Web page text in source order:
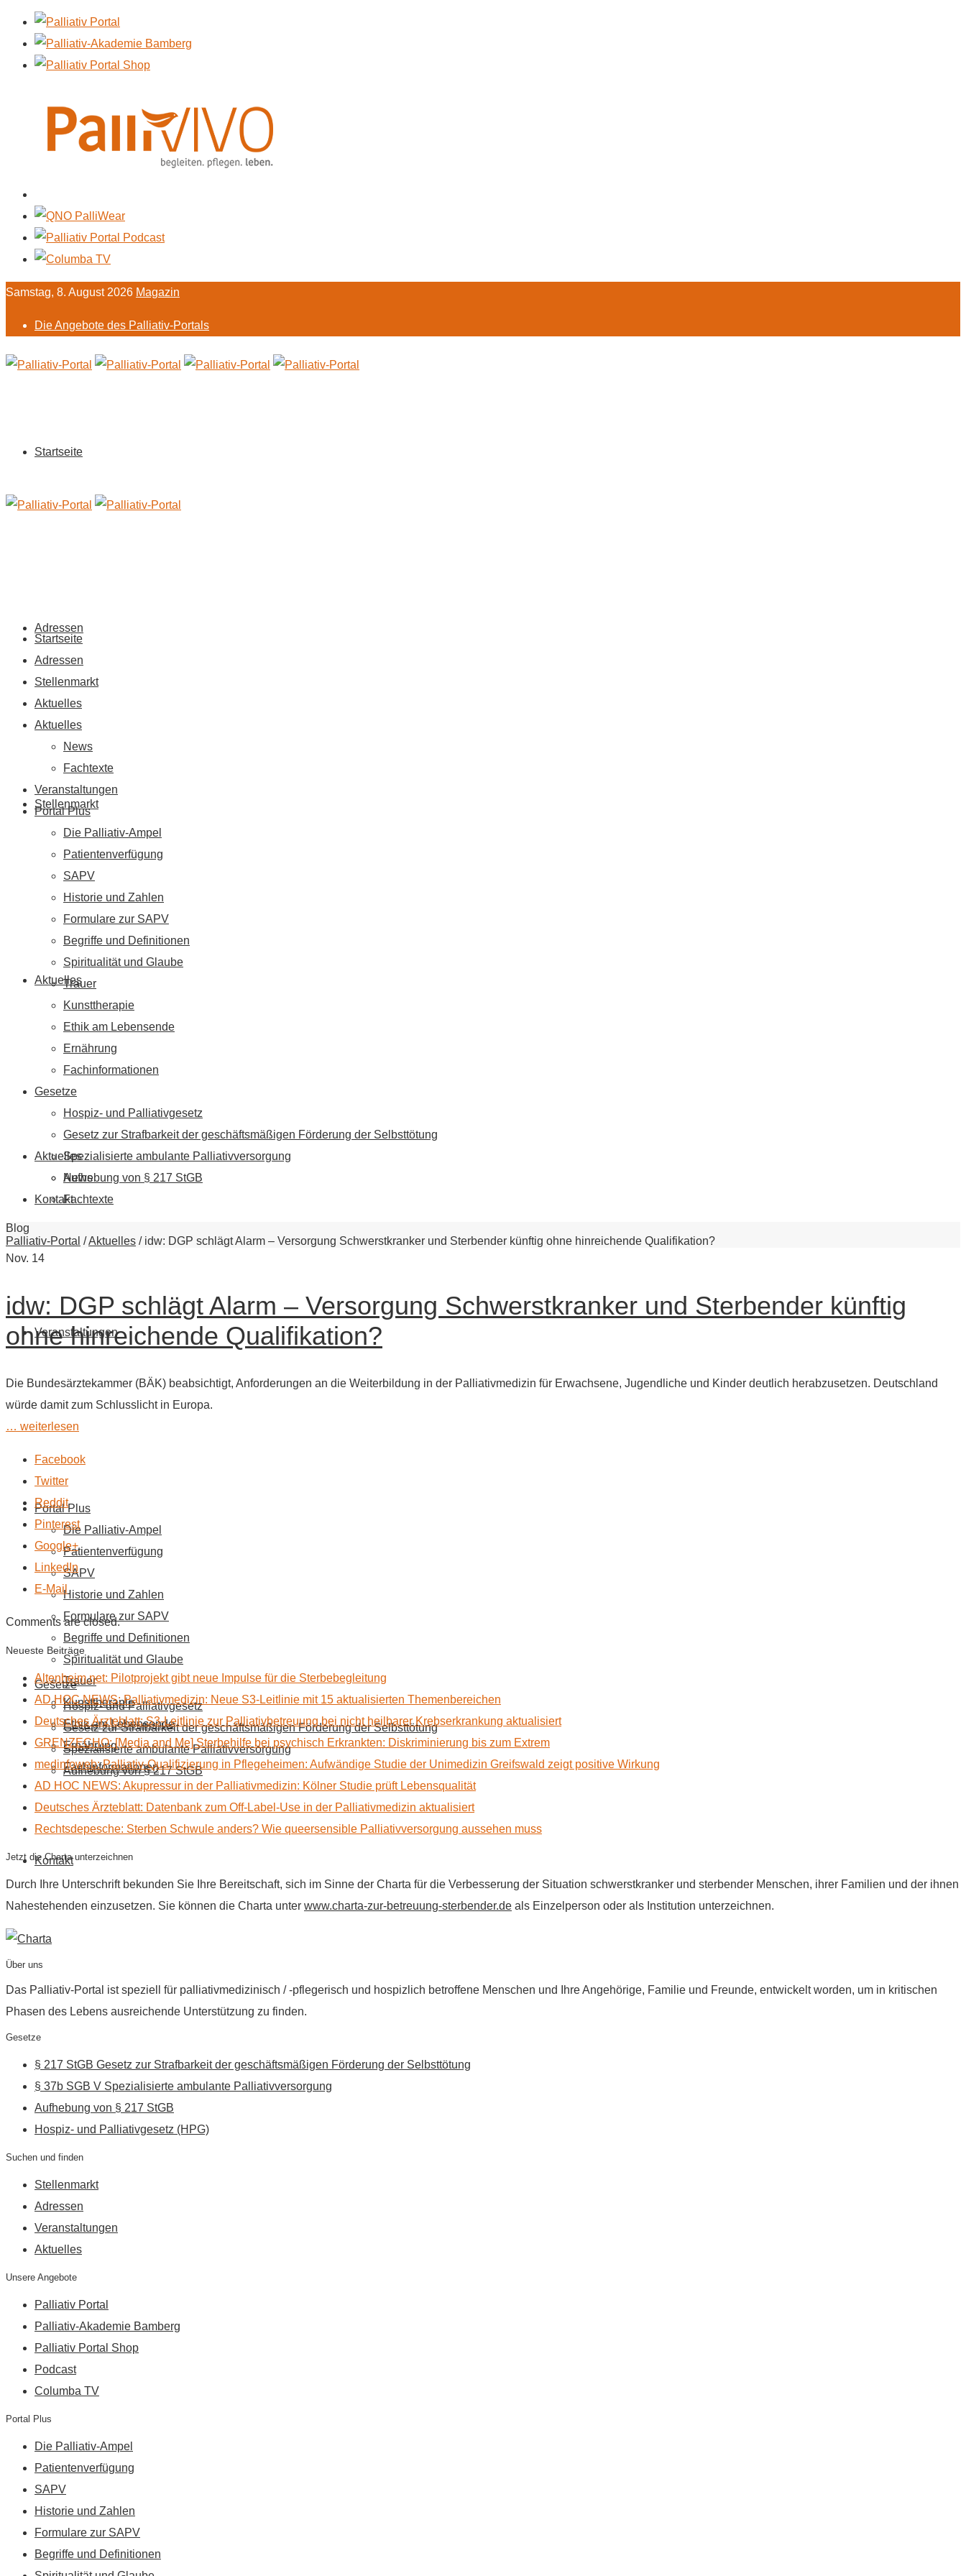
Samstag, 8. August 2026 Magazin
Die Angebote des Palliativ-Portals
Startseite
Adressen
Stellenmarkt
Aktuelles
Aktuelles
News
Fachtexte
Veranstaltungen
Portal Plus
Die Palliativ-Ampel
Patientenverfügung
SAPV
Historie und Zahlen
Formulare zur SAPV
Begriffe und Definitionen
Spiritualität und Glaube
Trauer
Kunsttherapie
Ethik am Lebensende
Ernährung
Fachinformationen
Gesetze
Hospiz- und Palliativgesetz
Gesetz zur Strafbarkeit der geschäftsmäßigen Förderung der Selbsttötung
Spezialisierte ambulante Palliativversorgung
Aufhebung von § 217 StGB
Kontakt
Startseite
Adressen
Stellenmarkt
Aktuelles
Aktuelles
News
Fachtexte
Veranstaltungen
Portal Plus
Die Palliativ-Ampel
Patientenverfügung
SAPV
Historie und Zahlen
Formulare zur SAPV
Begriffe und Definitionen
Spiritualität und Glaube
Trauer
Kunsttherapie
Ethik am Lebensende
Ernährung
Fachinformationen
Gesetze
Hospiz- und Palliativgesetz
Gesetz zur Strafbarkeit der geschäftsmäßigen Förderung der Selbsttötung
Spezialisierte ambulante Palliativversorgung
Aufhebung von § 217 StGB
Kontakt
Blog
Palliativ-Portal /Aktuelles / idw: DGP schlägt Alarm – Versorgung Schwerstkranker und Sterbender künftig ohne hinreichende Qualifikation?
Nov. 14
idw: DGP schlägt Alarm – Versorgung Schwerstkranker und Sterbender künftig
ohne hinreichende Qualifikation?
Die Bundesärztekammer (BÄK) beabsichtigt, Anforderungen an die Weiterbildung in der Palliativmedizin für Erwachsene, Jugendliche und Kinder deutlich herabzusetzen. Deutschland
würde damit zum Schlusslicht in Europa.
… weiterlesen
Facebook
Twitter
Reddit
Pinterest
Google+
LinkedIn
E-Mail
Comments are closed.
Neueste Beiträge
Altenheim.net: Pilotprojekt gibt neue Impulse für die Sterbebegleitung
AD HOC NEWS: Palliativmedizin: Neue S3-Leitlinie mit 15 aktualisierten Themenbereichen
Deutsches Ärzteblatt: S3-Leitlinie zur Palliativbetreuung bei nicht heilbarer Krebserkrankung aktualisiert
GRENZECHO: [Media and Me] Sterbehilfe bei psychisch Erkrankten: Diskriminierung bis zum Extrem
medinfoweb: Palliativ-Qualifizierung in Pflegeheimen: Aufwändige Studie der Unimedizin Greifswald zeigt positive Wirkung
AD HOC NEWS: Akupressur in der Palliativmedizin: Kölner Studie prüft Lebensqualität
Deutsches Ärzteblatt: Datenbank zum Off-Label-Use in der Palliativmedizin aktualisiert
Rechtsdepesche: Sterben Schwule anders? Wie queersensible Palliativversorgung aussehen muss
Jetzt die Charta unterzeichnen
Durch Ihre Unterschrift bekunden Sie Ihre Bereitschaft, sich im Sinne der Charta für die Verbesserung der Situation schwerstkranker und sterbender Menschen, ihrer Familien und der ihnen
Nahestehenden einzusetzen. Sie können die Charta unter www.charta-zur-betreuung-sterbender.de als Einzelperson oder als Institution unterzeichnen.
Über uns
Das Palliativ-Portal ist speziell für palliativmedizinisch / -pflegerisch und hospizlich betroffene Menschen und Ihre Angehörige, Familie und Freunde, entwickelt worden, um in kritischen
Phasen des Lebens ausreichende Unterstützung zu finden.
Gesetze
§ 217 StGB Gesetz zur Strafbarkeit der geschäftsmäßigen Förderung der Selbsttötung
§ 37b SGB V Spezialisierte ambulante Palliativversorgung
Aufhebung von § 217 StGB
Hospiz- und Palliativgesetz (HPG)
Suchen und finden
Stellenmarkt
Adressen
Veranstaltungen
Aktuelles
Unsere Angebote
Palliativ Portal
Palliativ-Akademie Bamberg
Palliativ Portal Shop
Podcast
Columba TV
Portal Plus
Die Palliativ-Ampel
Patientenverfügung
SAPV
Historie und Zahlen
Formulare zur SAPV
Begriffe und Definitionen